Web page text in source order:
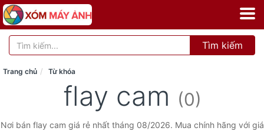
Tìm kiếm
Trang chủ Từ khóa
flay cam (0)
Nơi bán flay cam giá rẻ nhất tháng 08/2026. Mua chính hãng với giá